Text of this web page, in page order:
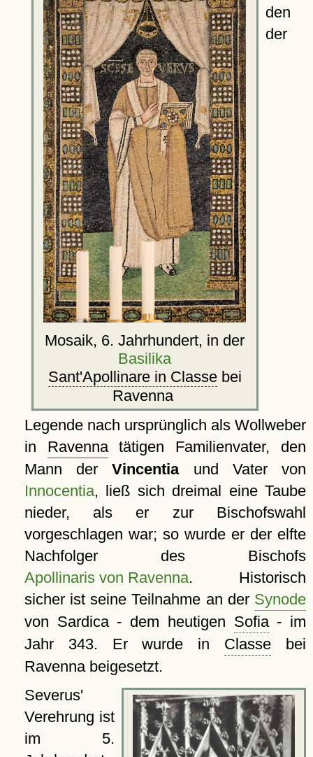
Mosaik, 6. Jahrhundert, in der
Basilika
Sant'Apollinare in Classebei
Ravenna
den
der
Legende nach ursprünglich als Wollweber
in Ravennatätigen Familienvater, den
Mann derVincentiaund Vater von
Innocentia, ließ sich dreimal eine Taube
nieder, als er zur Bischofswahl
vorgeschlagen war; so wurde er der elfte
Nachfolger des Bischofs
Apollinaris von Ravenna. Historisch
sicher ist seine Teilnahme an der Synode
von Sardica - dem heutigen Sofia- im
Jahr 343. Er wurde in Classe bei
Ravenna beigesetzt.
Severus'
Verehrung ist
im 5.